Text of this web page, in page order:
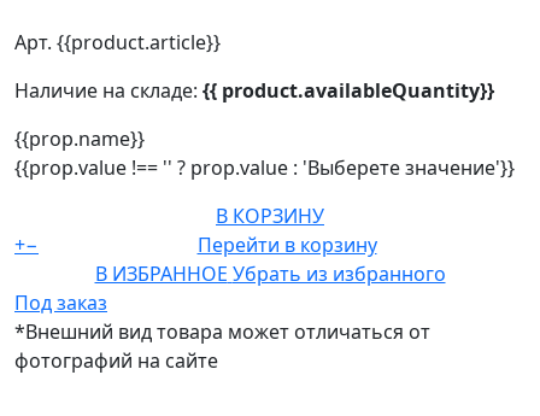
Арт. {{product.article}}
Наличие на складе: {{ product.availableQuantity}}
{{prop.name}}
{{prop.value !== '' ? prop.value : 'Выберете значение'}}
В КОРЗИНУ
+−
Перейти в корзину
В ИЗБРАННОЕ Убрать из избранного
Под заказ
*Внешний вид товара может отличаться от
фотографий на сайте